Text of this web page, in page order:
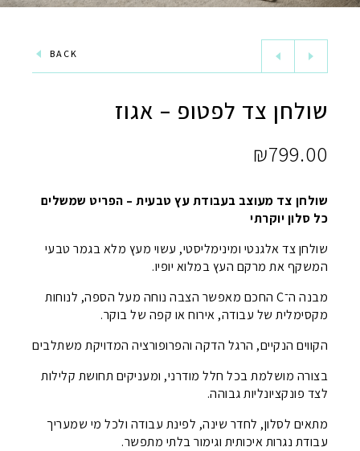
BACK
שולחן צד לפטופ – אגוז
₪799.00
שולחן צד מעוצב בעבודת עץ טבעית – הפריט שמשלים
כל סלון יוקרתי
שולחן צד אלגנטי ומינימליסטי, עשוי מעץ מלא בגמר טבעי
המשקף את מרקם העץ במלוא יופיו.
מבנה ה־C החכם מאפשר הצבה נוחה מעל הספה, לנוחות
מקסימלית של עבודה, אירוח או קפה של בוקר.
הקווים הנקיים, הרגל הדקה והפרופורציה המדויקת משתלבים
בצורה מושלמת בכל חלל מודרני, ומעניקים תחושת קלילות
לצד פונקציונליות גבוהה.
מתאים לסלון, לחדר שינה, לפינת עבודה ולכל מי שמעריך
עבודת נגרות איכותית וגימור בלתי מתפשר.